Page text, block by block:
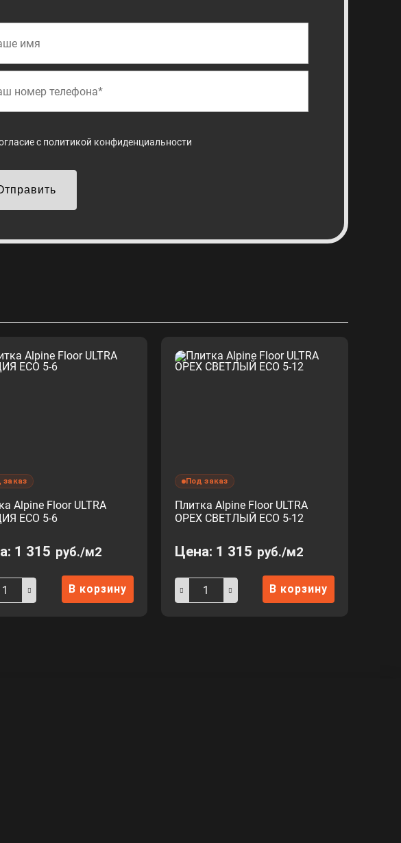
с политикой конфиденциальности
заказ
Alpine Floor ULTRA
ЕСО 5-6
1 315 руб./м2
В корзину
Под заказ
Плитка Alpine Floor ULTRA
ОРЕХ СВЕТЛЫЙ ECO 5-12
Цена: 1 315 руб./м2
В корзину